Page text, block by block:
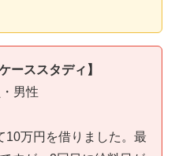
ーススタディ】
男性
10万円を借りました。最